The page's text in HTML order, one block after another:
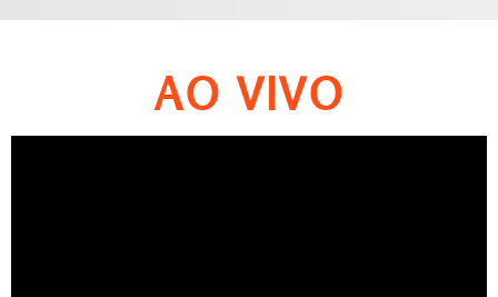
AO VIVO